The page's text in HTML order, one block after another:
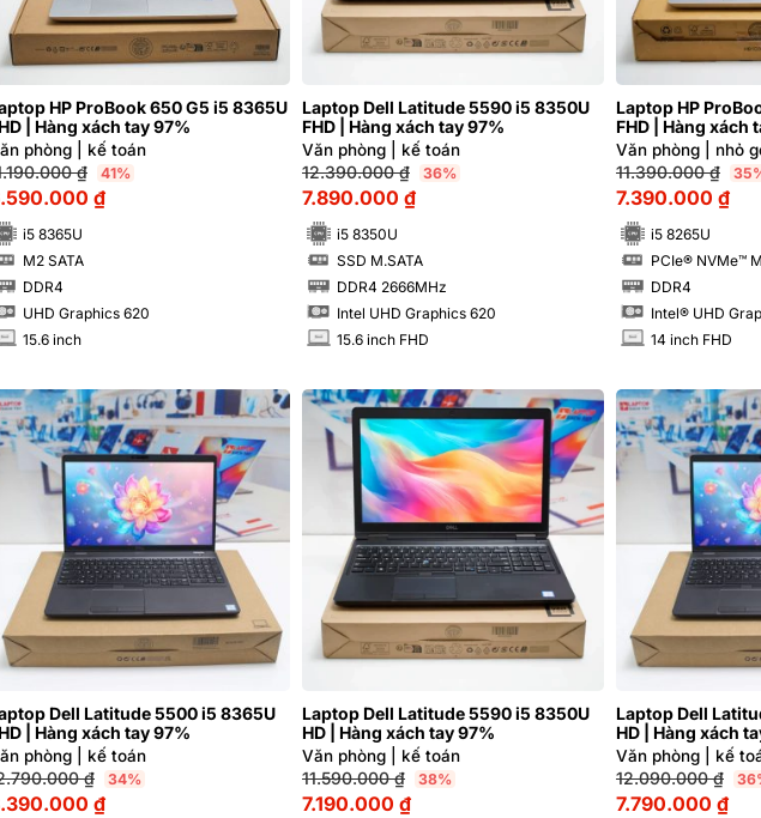
HP ProBook 650 G5 i5 8365U
| Hàng xách tay 97%
phòng | kế toán
₫ 41%
₫
i5 8365U
SSD M2 SATA
DDR4
UHD Graphics 620
INCH 15.6 inch
Laptop Dell Latitude 5590 i5 8350U
FHD | Hàng xách tay 97%
Văn phòng | kế toán
12.390.000₫ 36%
7.890.000 ₫
i5 8350U
SSD SSD M.SATA
DDR4 2666MHz
Intel UHD Graphics 620
INCH 15.6 inch FHD
Laptop HP
FHD | Hàng xách
Văn phòng | nhỏ
11.390.000₫
7.390.000 ₫
i5 8265U
SSD PCIe® NVMe™
DDR4
Intel® UHD
INCH 14 inch FHD
Dell Latitude 5500 i5 8365U
| Hàng xách tay 97%
phòng | kế toán
₫ 34%
₫
Laptop Dell Latitude 5590 i5 8350U
HD | Hàng xách tay 97%
Văn phòng | kế toán
11.590.000₫ 38%
7.190.000 ₫
Laptop Dell
HD | Hàng xách
Văn phòng | kế
12.090.000₫
7.790.000 ₫